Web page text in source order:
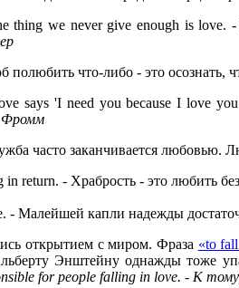
thing we never give enough is love. -
полюбить что-либо - это осознать,
says 'I need you because I love
Фромм
часто заканчивается любовью.
in return. - Храбрость - это любить
- Малейшей капли надежды
открытием с миром. Фраза «to
Энштейну однажды тоже
for people falling in love. - К